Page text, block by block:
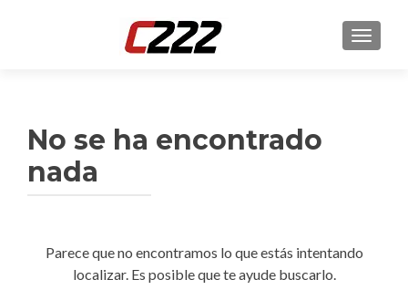
No se ha encontrado
nada
Parece que no encontramos lo que estás intentando
localizar. Es posible que te ayude buscarlo.